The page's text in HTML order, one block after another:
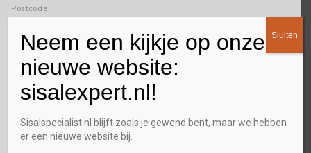
Postcode
E-mailadres *
Neem een kijkje op onze
nieuwe website:
sisalexpert.nl!
Sisalspecialist.nl blijft zoals je gewend bent, maar we hebben
er een nieuwe website bij.
Sluiten